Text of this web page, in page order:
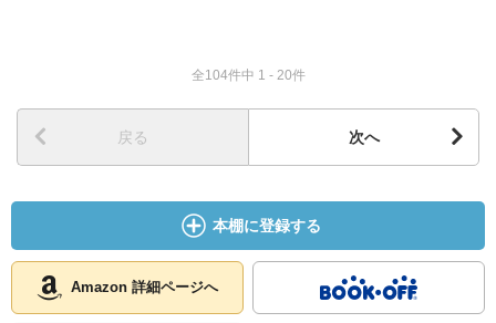
なので、平民では無い人限定での「教養」や「知性」では
あるのだけど、
この雅な感性や心や気持ちを膨らませて解釈するような部
分というのは、今の時代の人には持ち得ない豊かさだよな
はんなりとした、時間の流れ方の違いに美しさを感じま
全104件中 1 - 20件
戻る 次へ
本棚に登録する
Amazon 詳細ページへ